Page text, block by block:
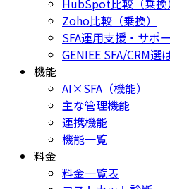
HubSpot比較（乗換）
Zoho比較（乗換）
SFA運用支援・サポ
GENIEE SFA/CRM選
機能
AI×SFA（機能）
主な管理機能
連携機能
機能一覧
料金
料金一覧表